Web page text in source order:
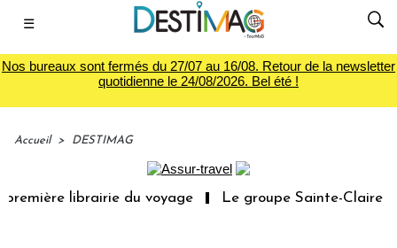
☰
Nos bureaux sont fermés du 27/07 au 16/08. Retour de la newsletter
quotidienne le 24/08/2026. Bel été !
Accueil > DESTIMAG
librairie du voyage Le groupe Sainte-Claire